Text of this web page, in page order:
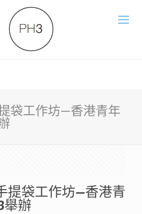
袋工作坊—香港青年
提袋工作坊—香港青
舉辦